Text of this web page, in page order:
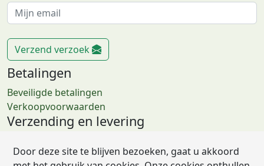
Door deze site te blijven bezoeken, gaat u akkoord
Verzend verzoek
Betalingen
Beveiligde betalingen
Verkoopvoorwaarden
Verzending en levering
FAQs